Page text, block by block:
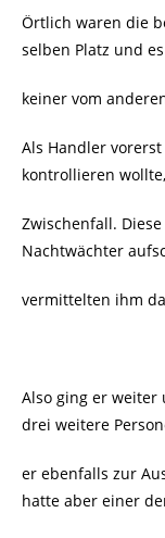
Örtlich waren die
selben Platz und
keiner vom
Als Handler
kontrollieren
Zwischenfall.
Nachtwächter
vermittelten ihm
Also ging er weiter
drei weitere
er ebenfalls zur
hatte aber einer